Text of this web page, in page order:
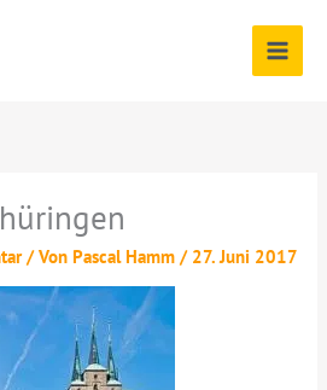
/ VonPascal Hamm/ 27. Juni 2017